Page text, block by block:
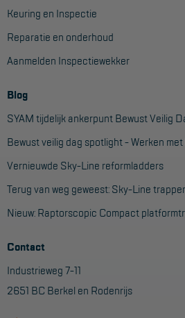
Veelgestelde vragen
Wet- en regelgeving
Garantie
Webshop voorwaarden
Keuring en Inspectie
Reparatie en onderhoud
Aanmelden Inspectiewekker
Blog
SYAM tijdelijk ankerpunt Bewust Veilig
Bewust veilig dag spotlight - Werken
Vernieuwde Sky-Line reformladders
Terug van weg geweest: Sky-Line
Nieuw: Raptorscopic Compact
Contact
Industrieweg 7-11
2651 BC Berkel en Rodenrijs